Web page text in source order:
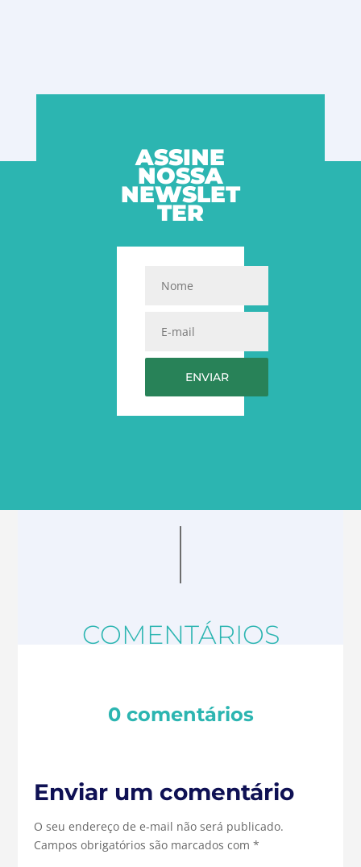
ASSINE
NOSSA
NEWSLET
TER
COMENTÁRIOS
0 comentários
Enviar um comentário
O seu endereço de e-mail não será publicado.
Campos obrigatórios são marcados com*